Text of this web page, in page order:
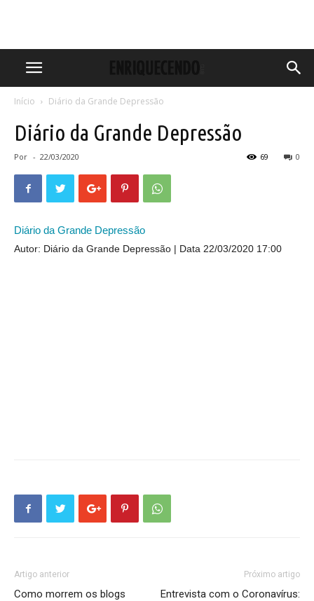
Início Diário da Grande Depressão
Diário da Grande Depressão
Por - 22/03/2020 0
69
Diário da Grande Depressão
Autor: Diário da Grande Depressão Data 22/03/2020 17:00
Artigo anterior
Como morrem os blogs
Próximo artigo
Entrevista com o Coronavírus: